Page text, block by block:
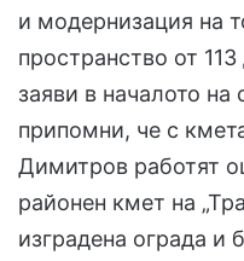
и модернизация на
пространство от
заяви в началото
припомни, че с
Димитров работят
районен кмет на
изградена ограда и